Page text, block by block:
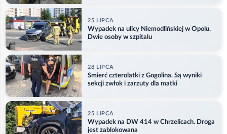
25 LIPCA
Wypadek na ulicy Niemodlińskiej w Opolu.
Dwie osoby w szpitalu
28 LIPCA
Śmierć czterolatki z Gogolina. Są wyniki
sekcji zwłok i zarzuty dla matki
25 LIPCA
Wypadek na DW 414 w Chrzelicach. Droga
jest zablokowana